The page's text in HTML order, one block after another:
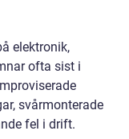
elektronik,
ofta sist i
svårmonterade
fel i drift.